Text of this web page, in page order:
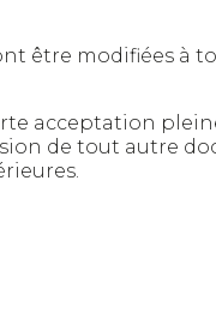
être modifiées
acceptation
de tout autre